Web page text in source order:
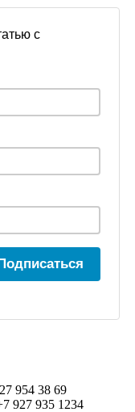
с
954 38 69
927 935 1234